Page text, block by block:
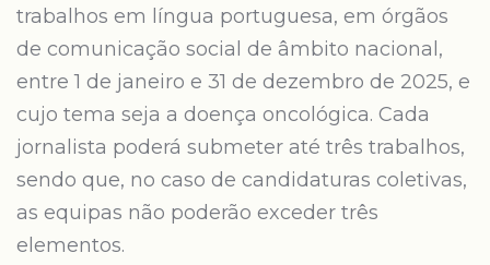
trabalhos em língua portuguesa, em órgãos
de comunicação social de âmbito nacional,
entre 1 de janeiro e 31 de dezembro de 2025, e
cujo tema seja a doença oncológica. Cada
jornalista poderá submeter até três trabalhos,
sendo que, no caso de candidaturas coletivas,
as equipas não poderão exceder três
elementos.